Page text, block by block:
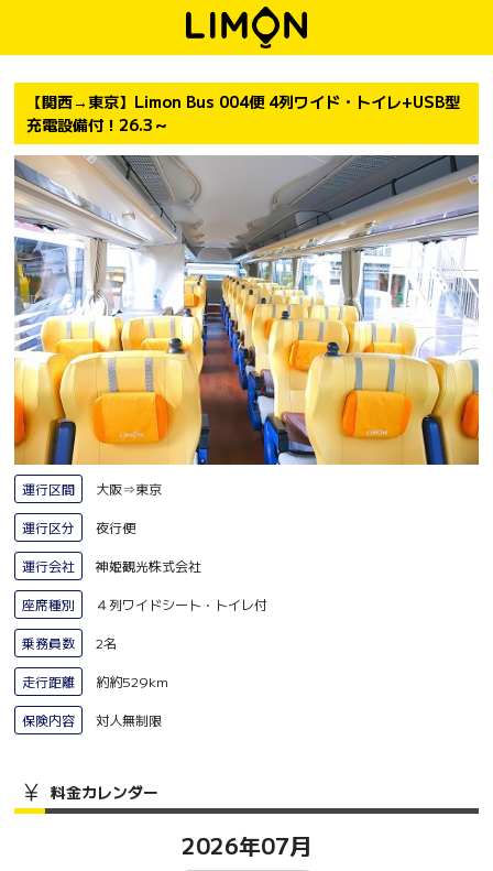
【関西→東京】Limon Bus 004便 4列ワイド・トイレ+USB型
充電設備付！26.3～
運行区間 大阪⇒東京
運行区分 夜行便
運行会社 神姫観光株式会社
座席種別 ４列ワイドシート・トイレ付
乗務員数 2名
走行距離 約約529km
保険内容 対人無制限
料金カレンダー
2026年07月